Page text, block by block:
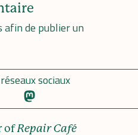
afin de publier un
sociaux
ofRepair Café